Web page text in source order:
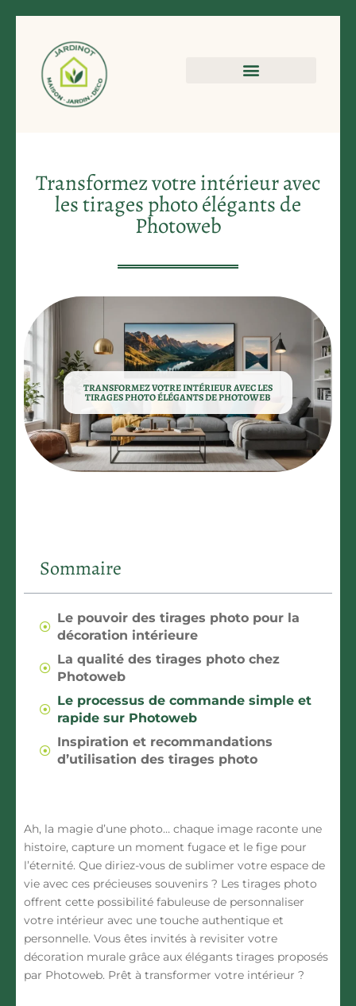
Transformez votre intérieur avec
les tirages photo élégants de
Photoweb
TRANSFORMEZ VOTRE INTÉRIEUR AVEC LES
TIRAGES PHOTO ÉLÉGANTS DE PHOTOWEB
Sommaire
Le pouvoir des tirages photo pour la
décoration intérieure
La qualité des tirages photo chez
Photoweb
Le processus de commande simple et
rapide sur Photoweb
Inspiration et recommandations
d’utilisation des tirages photo
Ah, la magie d’une photo… chaque image raconte une
histoire, capture un moment fugace et le fige pour
l’éternité. Que diriez-vous de sublimer votre espace de
vie avec ces précieuses souvenirs ? Les tirages photo
offrent cette possibilité fabuleuse de personnaliser
votre intérieur avec une touche authentique et
personnelle. Vous êtes invités à revisiter votre
décoration murale grâce aux élégants tirages proposés
par Photoweb. Prêt à transformer votre intérieur ?